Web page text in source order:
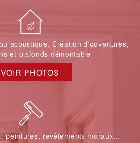
acoustique, Création d'ouvertures,
et plafonds démontable
VOIR PHOTOS
peintures, revêtements muraux...